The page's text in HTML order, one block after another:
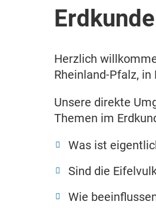
Erdkunde
Herzlich
Rheinland-Pfalz, in
Unsere direkte
Themen im
Was ist
Sind die
Wie